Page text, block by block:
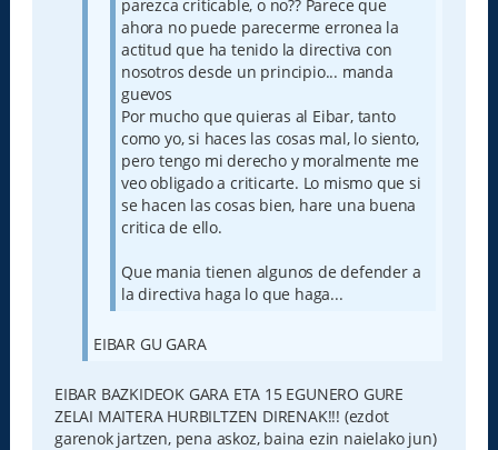
parezca criticable, o no?? Parece que
ahora no puede parecerme erronea la
actitud que ha tenido la directiva con
nosotros desde un principio... manda
guevos
Por mucho que quieras al Eibar, tanto
como yo, si haces las cosas mal, lo siento,
pero tengo mi derecho y moralmente me
veo obligado a criticarte. Lo mismo que si
se hacen las cosas bien, hare una buena
critica de ello.
Que mania tienen algunos de defender a
la directiva haga lo que haga...
EIBAR GU GARA
EIBAR BAZKIDEOK GARA ETA 15 EGUNERO GURE
ZELAI MAITERA HURBILTZEN DIRENAK!!! (ezdot
garenok jartzen, pena askoz, baina ezin naielako jun)